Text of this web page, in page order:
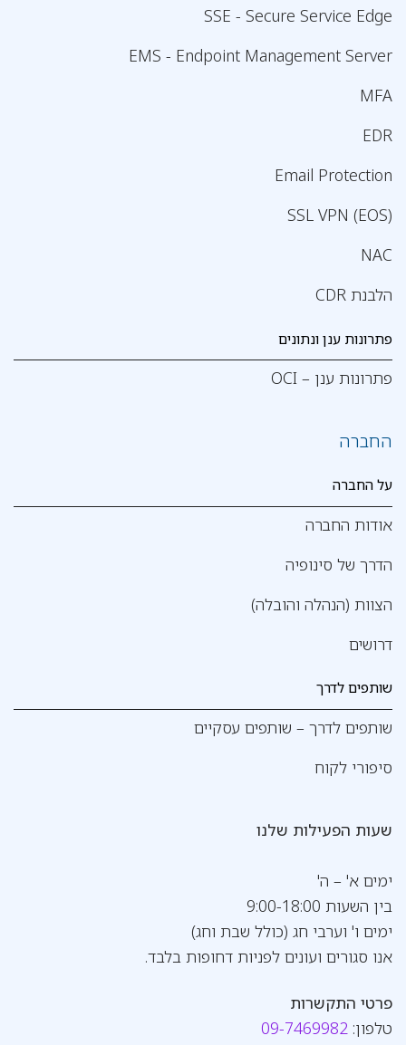
SSE - Secure Service Edge
EMS - Endpoint Management Server
MFA
EDR
Email Protection
SSL VPN (EOS)
NAC
הלבנת CDR
פתרונות ענן ונתונים
פתרונות ענן – OCI
החברה
על החברה
אודות החברה
הדרך של סינופיה
הצוות (הנהלה והובלה)
דרושים
שותפים לדרך
שותפים לדרך – שותפים עסקיים
סיפורי לקוח
שעות הפעילות שלנו
ימים א' – ה'
בין השעות 9:00-18:00
ימים ו' וערבי חג (כולל שבת וחג)
אנו סגורים ועונים לפניות דחופות בלבד.
פרטי התקשרות
טלפון: 09-7469982